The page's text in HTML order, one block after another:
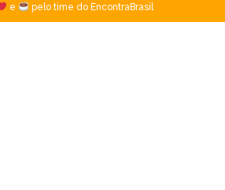
e pelo time do EncontraBrasil